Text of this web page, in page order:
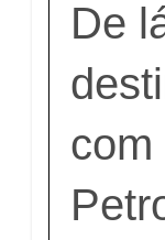
De
com